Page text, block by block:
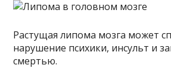
Растущая липома мозга может
нарушение психики, инсульт и
смертью.